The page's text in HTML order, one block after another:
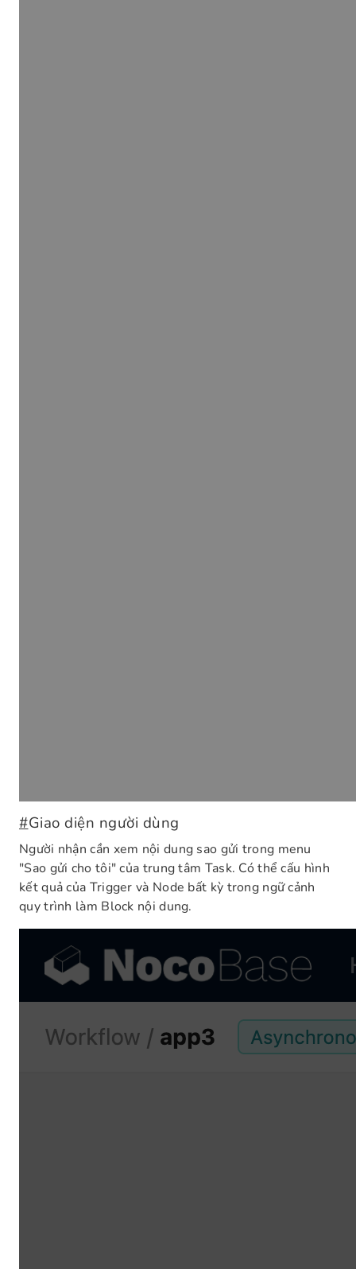
#Giao diện người dùng
Người nhận cần xem nội dung sao gửi trong menu
"Sao gửi cho tôi" của trung tâm Task. Có thể cấu hình
kết quả của Trigger và Node bất kỳ trong ngữ cảnh
quy trình làm Block nội dung.